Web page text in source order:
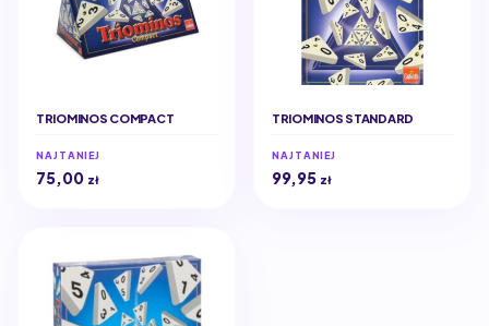
TRIOMINOS COMPACT
NAJTANIEJ
75,00 zł
TRIOMINOS STANDARD
NAJTANIEJ
99,95 zł